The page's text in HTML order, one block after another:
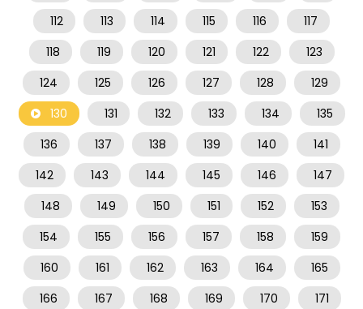
112
113 114 115 116
117
118
119 120 121 122
123
124
125 126 127 128
129
130
131 132 133 134
135
136
137 138 139 140
141
142
143 144 145 146
147
148
149 150 151 152
153
154
155 156 157 158
159
160
161 162 163 164
165
166
167 168 169 170
171